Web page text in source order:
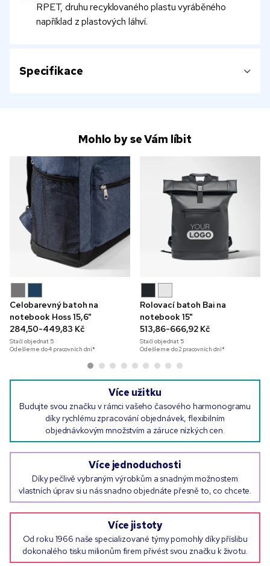
RPET, druhu recyklovaného plastu vyráběného
například z plastových láhví.
Specifikace
Mohlo by se Vám líbit
Celobarevný batoh na
notebook Hoss 15,6"
284,50-449,83 Kč
Stačí objednat 5
Odešleme do 4 pracovních dní*
Rolovací batoh Bai na
notebook 15"
513,86-666,92 Kč
Stačí objednat 5
Odešleme do 2 pracovních dní*
Více užitku
Budujte svou značku v rámci vašeho časového harmonogramu
díky rychlému zpracování objednávek, flexibilním
objednávkovým množstvím a záruce nízkých cen.
Více jednoduchosti
Díky pečlivě vybraným výrobkům a snadným možnostem
vlastních úprav si u nás snadno objednáte přesně to, co chcete.
Více jistoty
Od roku 1966 naše specializované týmy pomohly díky příslibu
dokonalého tisku milionům firem přivést svou značku k životu.